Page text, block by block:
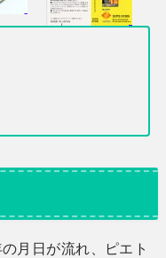
月日が流れ、ピエト